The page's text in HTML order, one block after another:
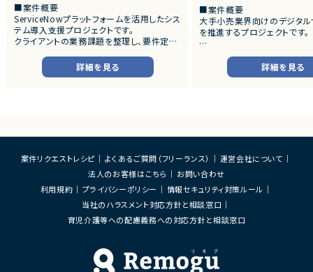
■案件概要
ServiceNowプラットフォームを活用したシス
テム導入支援プロジェクトです。
クライアントの業務課題を整理し、要件定義
だきます。
・詳細設計書、テスト仕様書等のドキュメント
作成
・成果物レビューおよび品質管理
・開発メンバーへの技術支援、進捗管理
・少人数体制でのプロジェクト推進
詳細を見る
■案件概要
大手小売業界向けのデジタ
を推進するプロジェクトです。
■プロダクトやサービスの概
・店舗向けスマホアプリおよ
システムの継続的なエンハ
・要件整理および要件定義支
・バックエンドシステムの設計
・コードレビューの実施
・リリース対応および品質向
・技術課題に対する検討、提
・ステークホルダーとの調整
ケーション
・サービスの継続的な機能拡
募集
詳細を見る
案件リクエストレシピ よくあるご質問（フリーランス）
運営会社について
法人のお客様はこちら
お問い合わせ
利用規約
プライバシーポリシー
情報セキュリティ対策ルール
当社のハラスメント対応方針と相談窓口
育児介護等への配慮義務への対応方針と相談窓口